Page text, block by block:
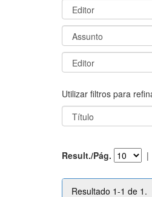
Utilizar filtros para
Result./Pág. |
Resultado 1-1 de 1.